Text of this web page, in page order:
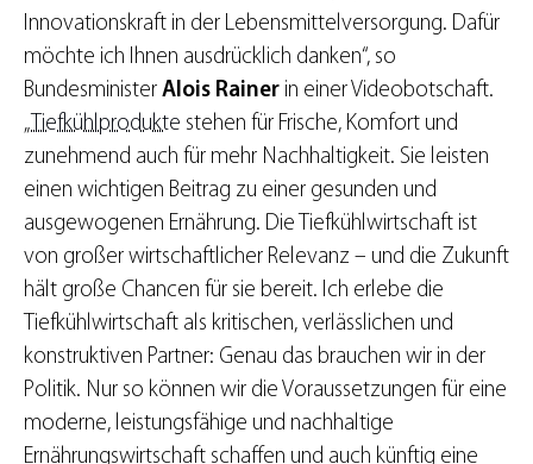
Innovationskraft in der Lebensmittelversorgung. Dafür
möchte ich Ihnen ausdrücklich danken“, so
Bundesminister Alois Rainer in einer Videobotschaft.
„Tiefkühlprodukte stehen für Frische, Komfort und
zunehmend auch für mehr Nachhaltigkeit. Sie leisten
einen wichtigen Beitrag zu einer gesunden und
ausgewogenen Ernährung. Die Tiefkühlwirtschaft ist
von großer wirtschaftlicher Relevanz – und die Zukunft
hält große Chancen für sie bereit. Ich erlebe die
Tiefkühlwirtschaft als kritischen, verlässlichen und
konstruktiven Partner: Genau das brauchen wir in der
Politik. Nur so können wir die Voraussetzungen für eine
moderne, leistungsfähige und nachhaltige
Ernährungswirtschaft schaffen und auch künftig eine